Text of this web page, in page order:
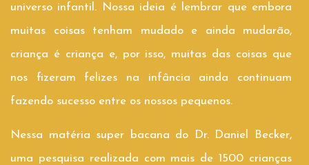
universo infantil. Nossa ideia é lembrar que embora
muitas coisas tenham mudado e ainda mudarão,
criança é criança e, por isso, muitas das coisas que
nos fizeram felizes na infância ainda continuam
fazendo sucesso entre os nossos pequenos.
Nessa matéria super bacana do Dr. Daniel Becker,
uma pesquisa realizada com mais de 1500 crianças